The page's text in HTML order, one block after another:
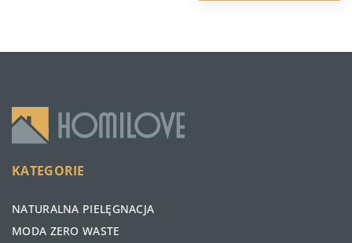
KATEGORIE
NATURALNA PIELĘGNACJA
MODA ZERO WASTE